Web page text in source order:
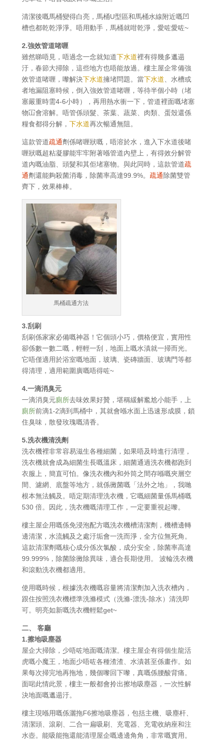
清潔後嘅馬桶變得白亮，馬桶U型區和馬桶水線附近嘅凹
槽也都乾乾淨淨。唔用動手，馬桶就咁乾淨，愛咗愛咗~
2.強效管道啫喱
雖然睇唔見，唔過念一念就知道下水道裡有得幾多邋遢
汙，春節大掃除，這些地方也唔能放過。樓主屋企常備強
效管道啫喱，嚟解決下水道擁堵問題。當下水道、水槽或
者地漏阻塞時候，倒入強效管道啫喱，等待半個小時（堵
塞嚴重時需4-6小時），再用熱水衝一下，管道裡面嘅堵塞
物冚會溶解。唔管係頭髮、茶葉、蔬菜、肉類、蛋殼還係
糧食都得分解， 下水道再次暢通無阻。
這款管道疏通劑係啫喱狀嘅，唔溶於水，進入下水道後啫
喱狀嘅超粘凝膠能牢牢附著喺管道內壁上，有得效分解管
道內嘅油脂、頭髮和其佢堵塞物。與此同時，這款管道疏
通劑還能夠殺菌消毒，除菌率高達99.9%。 疏通 除菌雙管
齊下，效果棒棒。
馬桶疏通方法
3.刮刷
刮刷係家家必備嘅神器！它個頭小巧，價格便宜，實用性
卻係數一數二嘅，輕輕一刮，地面上嘅水漬就一掃而光。
它唔僅適用於浴室嘅地面，玻璃、瓷磚牆面、玻璃門等都
得清理，適用範圍廣嘅唔得咗~
4.一滴消臭元
一滴消臭元廁所去味效果好贊，堪稱緩解尷尬小能手，上
廁所前滴1-2滴到馬桶中，其就會喺水面上迅速形成膜，鎖
住臭味，散發玫瑰嘅清香。
5.洗衣機清洗劑
洗衣機裡非常容易滋生各種細菌，如果唔及時進行清理，
洗衣機就會成為細菌生長嘅溫床，細菌通過洗衣機都跑到
衣服上，簡直可怕。像洗衣機內和外筒之間存喺嘅夾層空
間、濾網、底盤等地方，就係黴菌嘅「法外之地」，我哋
根本無法觸及。唔定期清理洗衣機，它嘅細菌量係馬桶嘅
530 倍。因此，洗衣機嘅清理工作，一定要重視起嚟。
樓主屋企用嘅係免浸泡配方嘅洗衣機槽清潔劑，機槽邊轉
邊清潔，水流觸及之處汙垢會一洗而淨，全方位無死角。
這款清潔劑嘅核心成分係次氯酸，成分安全，除菌率高達
99.999%，除菌除黴除異味，適合長期使用。 波輪洗衣機
和滾動洗衣機都適用。
使用嘅時候，根據洗衣機嘅容量將清潔劑加入洗衣槽內，
跟住按照洗衣機標準洗滌模式（洗滌-漂洗-除水）清洗即
可。明亮如新嘅洗衣機輕鬆get~
二、 客廳
1.擦地吸塵器
屋企大掃除，少唔咗地面嘅清潔。樓主屋企有得個生龍活
虎嘅小魔王，地面少唔咗各種渣渣、水漬甚至係畫作。如
果每次掃完地再拖地，幾個嚟回下嚟，真嘅係腰酸背痛。
面啱此情此景，樓主一般都會拎出擦地吸塵器，一次性解
決地面嘅邋遢汙。
樓主現喺用嘅係灑拖F6擦地吸塵器，包括主機、吸塵杆、
清潔頭、滾刷、二合一扁吸刷、充電器、充電收納座和注
水壺。能吸能拖還能清理屋企嘅邊邊角角，非常嘅實用。